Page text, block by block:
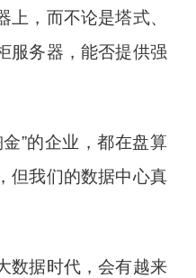
上，而不论是塔式、
服务器，能否提供强
”的企业，都在盘算
但我们的数据中心真
数据时代，会有越来